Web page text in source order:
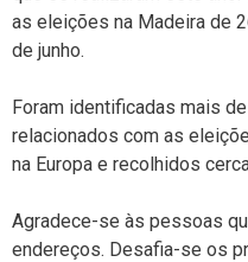
as eleições na Madeira de
de junho.
Foram identificadas mais
relacionados com as
na Europa e recolhidos
Agradece-se às pessoas
endereços. Desafia-se os